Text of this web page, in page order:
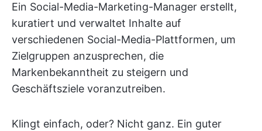
Ein Social-Media-Marketing-Manager erstellt,
kuratiert und verwaltet Inhalte auf
verschiedenen Social-Media-Plattformen, um
Zielgruppen anzusprechen, die
Markenbekanntheit zu steigern und
Geschäftsziele voranzutreiben.
Klingt einfach, oder? Nicht ganz. Ein guter